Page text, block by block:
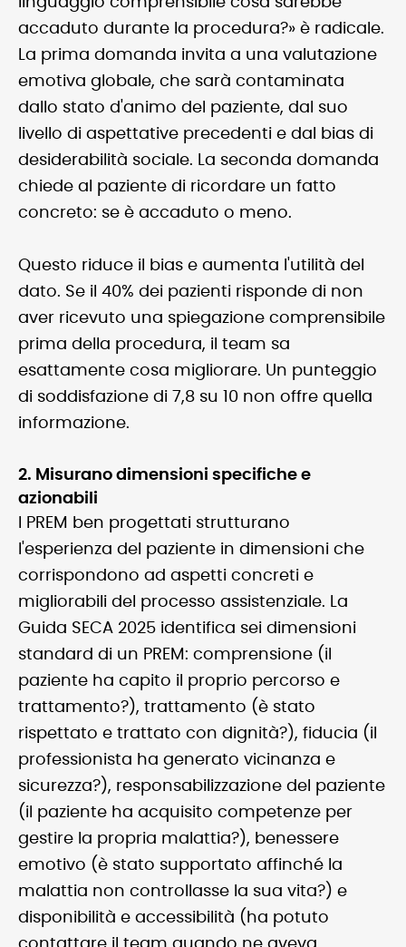
accaduto durante la procedura?» è radicale.
La prima domanda invita a una valutazione
emotiva globale, che sarà contaminata
dallo stato d'animo del paziente, dal suo
livello di aspettative precedenti e dal bias di
desiderabilità sociale. La seconda domanda
chiede al paziente di ricordare un fatto
concreto: se è accaduto o meno.
Questo riduce il bias e aumenta l'utilità del
dato. Se il 40% dei pazienti risponde di non
aver ricevuto una spiegazione comprensibile
prima della procedura, il team sa
esattamente cosa migliorare. Un punteggio
di soddisfazione di 7,8 su 10 non offre quella
informazione.
2. Misurano dimensioni specifiche e
azionabili
I PREM ben progettati strutturano
l'esperienza del paziente in dimensioni che
corrispondono ad aspetti concreti e
migliorabili del processo assistenziale. La
Guida SECA 2025 identifica sei dimensioni
standard di un PREM: comprensione (il
paziente ha capito il proprio percorso e
trattamento?), trattamento (è stato
rispettato e trattato con dignità?), fiducia (il
professionista ha generato vicinanza e
sicurezza?), responsabilizzazione del paziente
(il paziente ha acquisito competenze per
gestire la propria malattia?), benessere
emotivo (è stato supportato affinché la
malattia non controllasse la sua vita?) e
disponibilità e accessibilità (ha potuto